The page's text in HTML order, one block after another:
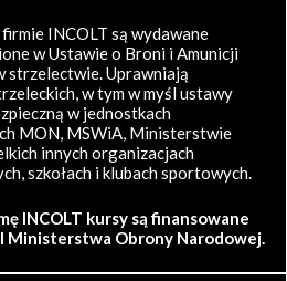
INCOLT są wydawane
w Ustawie o Broni i Amunicji
strzelectwie. Uprawniają
w tym w myśl ustawy
w jednostkach
MON, MSWiA, Ministerstwie
innych organizacjach
szkołach i klubach sportowych.
INCOLT kursy są finansowane
Ministerstwa Obrony Narodowej.